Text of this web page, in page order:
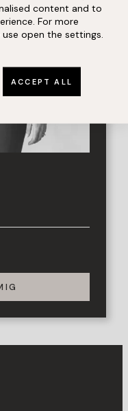
content and to
For more
open the settings.
ACCEPT ALL